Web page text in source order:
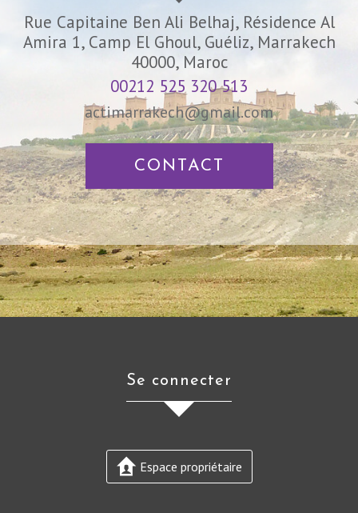
Rue Capitaine Ben Ali Belhaj, Résidence Al
Amira 1, Camp El Ghoul, Guéliz, Marrakech
40000, Maroc
00212 525 320 513
actimarrakech@gmail.com
CONTACT
se connecter
Espace propriétaire